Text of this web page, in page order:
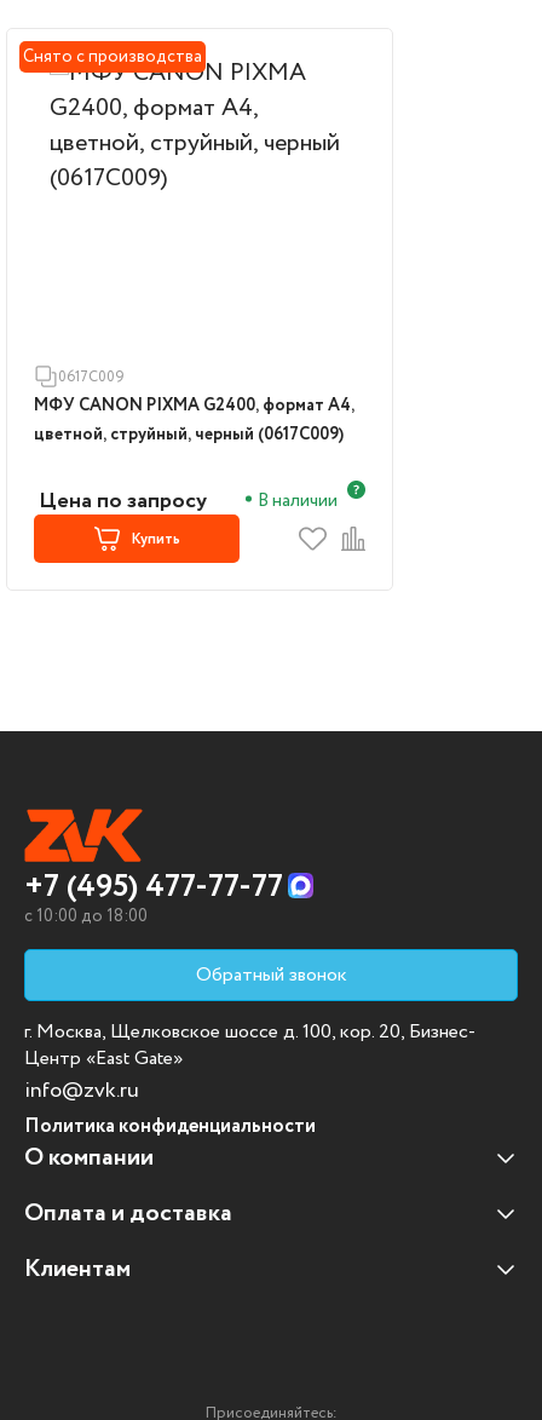
Снято с производства
0617C009
МФУ CANON PIXMA G2400, формат А4,
цветной, струйный, черный (0617C009)
Цена по запросу В наличии
Купить
+7 (495) 477-77-77
c 10:00 до 18:00
Обратный звонок
г. Москва, Щелковское шоссе д. 100, кор. 20, Бизнес-
Центр «East Gate»
info@zvk.ru
Политика конфиденциальности
О компании
Наши клиенты
Отзывы клиентов
Оплата и доставка
Оплата и доставка
Клиентам
Присоединяйтесь: